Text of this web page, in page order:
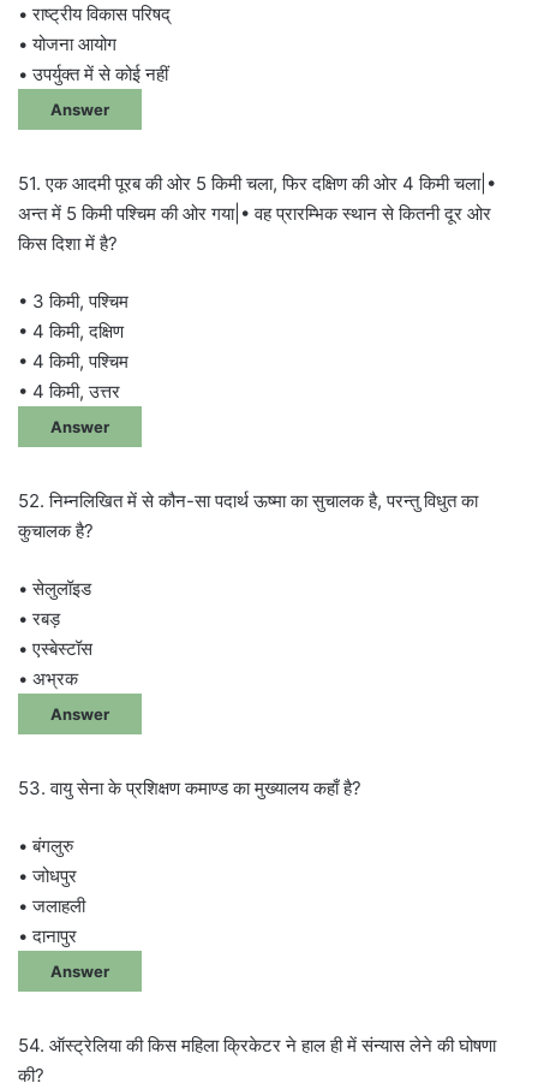
• राष्ट्रीय विकास परिषद्
• योजना आयोग
• उपर्युक्त में से कोई नहीं
Answer
51. एक आदमी पूरब की ओर 5 किमी चला, फिर दक्षिण की ओर 4 किमी चला|•
अन्त में 5 किमी पश्चिम की ओर गया|• वह प्रारम्भिक स्थान से कितनी दूर ओर
किस दिशा में है?
• 3 किमी, पश्चिम
• 4 किमी, दक्षिण
• 4 किमी, पश्चिम
• 4 किमी, उत्तर
Answer
52. निम्नलिखित में से कौन-सा पदार्थ ऊष्मा का सुचालक है, परन्तु विधुत का
कुचालक है?
• सेलुलॉइड
• रबड़
• एस्बेस्टॉस
• अभ्रक
Answer
53. वायु सेना के प्रशिक्षण कमाण्ड का मुख्यालय कहाँ है?
• बंगलुरु
• जोधपुर
• जलाहली
• दानापुर
Answer
54. ऑस्ट्रेलिया की किस महिला क्रिकेटर ने हाल ही में संन्यास लेने की घोषणा
की?